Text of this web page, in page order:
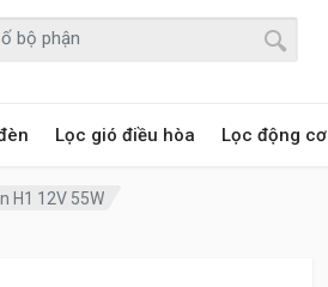
Lọc gió điều hòa Lọc động cơ
H1 12V 55W